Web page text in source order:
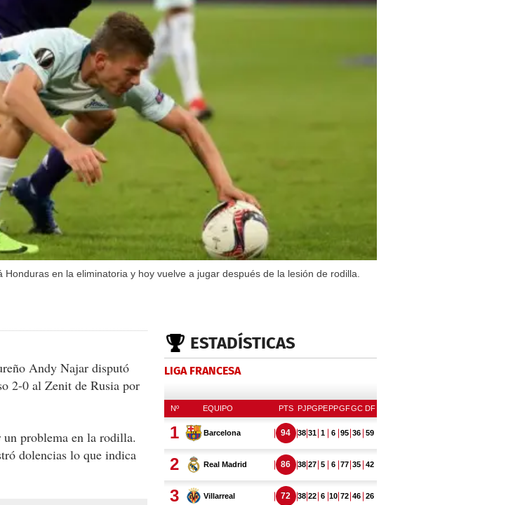
en la eliminatoria y hoy vuelve a jugar después de la lesión de rodilla.
Andy Najar disputó
2-0 al Zenit de Rusia por
un problema en la rodilla.
dolencias lo que indica
ESTADÍSTICAS
LIGA FRANCESA